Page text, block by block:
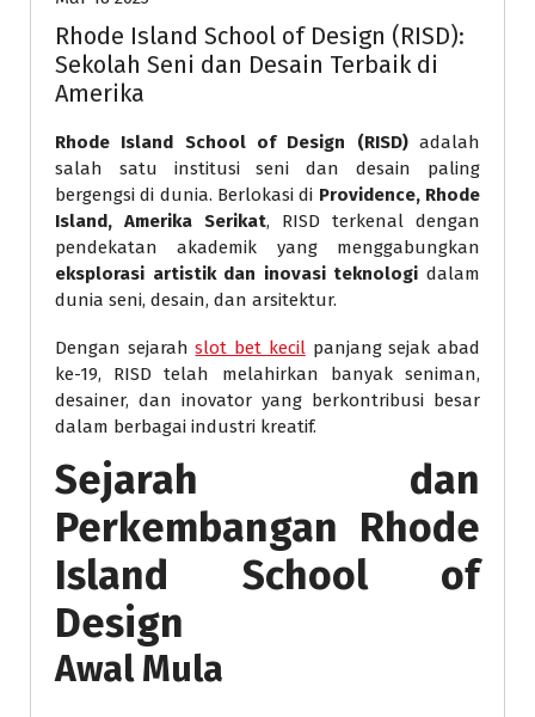
Rhode Island School of Design (RISD):
Sekolah Seni dan Desain Terbaik di
Amerika
Rhode Island School of Design (RISD)adalah
salah satu institusi seni dan desain paling
bergengsi di dunia. Berlokasi di Providence, Rhode
Island, Amerika Serikat, RISD terkenal dengan
pendekatan akademik yang menggabungkan
eksplorasi artistik dan inovasi teknologi dalam
dunia seni, desain, dan arsitektur.
Dengan sejarahslot bet kecilpanjang sejak abad
ke-19, RISD telah melahirkan banyak seniman,
desainer, dan inovator yang berkontribusi besar
dalam berbagai industri kreatif.
Sejarah dan
Perkembangan Rhode
Island School of
Design
Awal Mula